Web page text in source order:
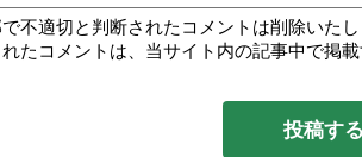
不適切と判断されたコメントは削除いたし
たコメントは、当サイト内の記事中で掲